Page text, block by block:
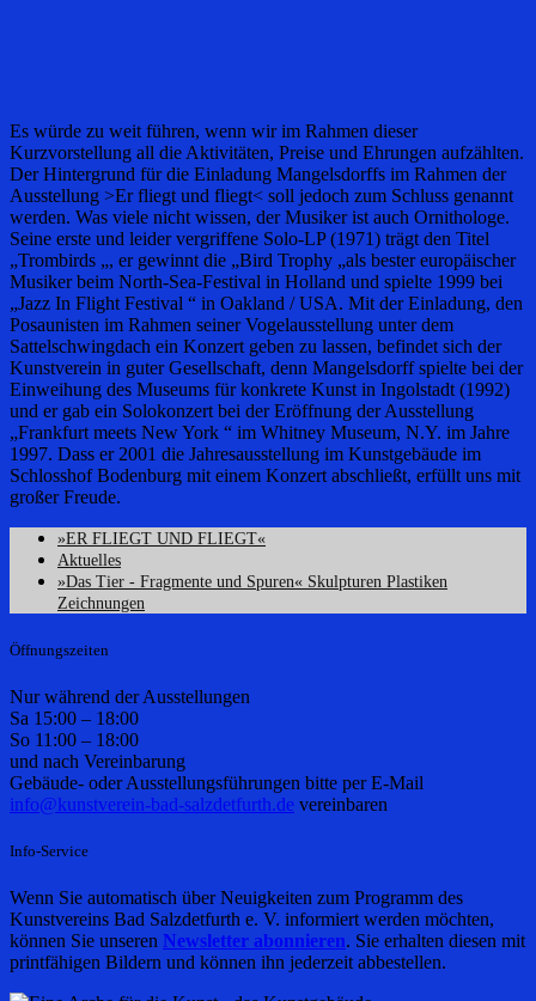
Es würde zu weit führen, wenn wir im Rahmen dieser
Kurzvorstellung all die Aktivitäten, Preise und Ehrungen aufzählten.
Der Hintergrund für die Einladung Mangelsdorffs im Rahmen der
Ausstellung >Er fliegt und fliegt< soll jedoch zum Schluss genannt
werden. Was viele nicht wissen, der Musiker ist auch Ornithologe.
Seine erste und leider vergriffene Solo-LP (1971) trägt den Titel
„Trombirds „, er gewinnt die „Bird Trophy „als bester europäischer
Musiker beim North-Sea-Festival in Holland und spielte 1999 bei
„Jazz In Flight Festival “ in Oakland / USA. Mit der Einladung, den
Posaunisten im Rahmen seiner Vogelausstellung unter dem
Sattelschwingdach ein Konzert geben zu lassen, befindet sich der
Kunstverein in guter Gesellschaft, denn Mangelsdorff spielte bei der
Einweihung des Museums für konkrete Kunst in Ingolstadt (1992)
und er gab ein Solokonzert bei der Eröffnung der Ausstellung
„Frankfurt meets New York “ im Whitney Museum, N.Y. im Jahre
1997. Dass er 2001 die Jahresausstellung im Kunstgebäude im
Schlosshof Bodenburg mit einem Konzert abschließt, erfüllt uns mit
großer Freude.
»ER FLIEGT UND FLIEGT«
Aktuelles
»Das Tier - Fragmente und Spuren« Skulpturen Plastiken
Zeichnungen
Öffnungszeiten
Nur während der Ausstellungen
Sa 15:00 – 18:00
So 11:00 – 18:00
und nach Vereinbarung
Gebäude- oder Ausstellungsführungen bitte per E-Mail
info@kunstverein-bad-salzdetfurth.de vereinbaren
Info-Service
Wenn Sie automatisch über Neuigkeiten zum Programm des
Kunstvereins Bad Salzdetfurth e. V. informiert werden möchten,
können Sie unseren Newsletter abonnieren. Sie erhalten diesen mit
printfähigen Bildern und können ihn jederzeit abbestellen.